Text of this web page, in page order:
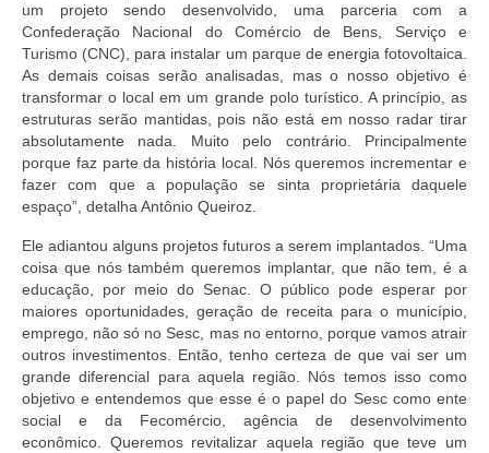
um projeto sendo desenvolvido, uma parceria com a
Confederação Nacional do Comércio de Bens, Serviço e
Turismo (CNC), para instalar um parque de energia fotovoltaica.
As demais coisas serão analisadas, mas o nosso objetivo é
transformar o local em um grande polo turístico. A princípio, as
estruturas serão mantidas, pois não está em nosso radar tirar
absolutamente nada. Muito pelo contrário. Principalmente
porque faz parte da história local. Nós queremos incrementar e
fazer com que a população se sinta proprietária daquele
espaço”, detalha Antônio Queiroz.
Ele adiantou alguns projetos futuros a serem implantados. “Uma
coisa que nós também queremos implantar, que não tem, é a
educação, por meio do Senac. O público pode esperar por
maiores oportunidades, geração de receita para o município,
emprego, não só no Sesc, mas no entorno, porque vamos atrair
outros investimentos. Então, tenho certeza de que vai ser um
grande diferencial para aquela região. Nós temos isso como
objetivo e entendemos que esse é o papel do Sesc como ente
social e da Fecomércio, agência de desenvolvimento
econômico. Queremos revitalizar aquela região que teve um